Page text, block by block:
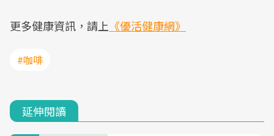
更多健康資訊，請上 《優活健康網》
#咖啡
延伸閱讀